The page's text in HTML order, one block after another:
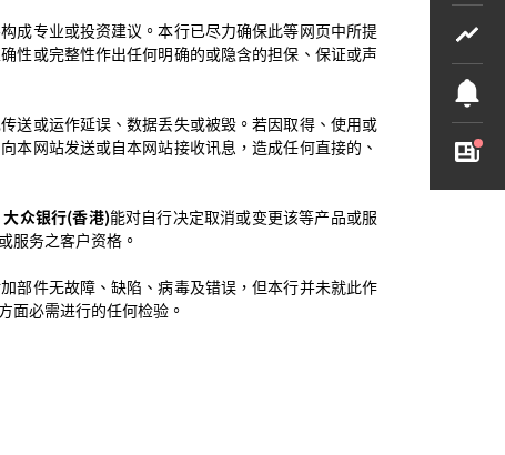
成专业或投资建议。本行已尽力确保此等网页中所提
性或完整性作出任何明确的或隐含的担保、保证或声
送或运作延误、数据丢失或被毁。若因取得、使用或
本网站发送或自本网站接收讯息，造成任何直接的、
大众银行(香港)能对自行决定取消或变更该等产品或服
服务之客户资格。
部件无故障、缺陷、病毒及错误，但本行并未就此作
面必需进行的任何检验。